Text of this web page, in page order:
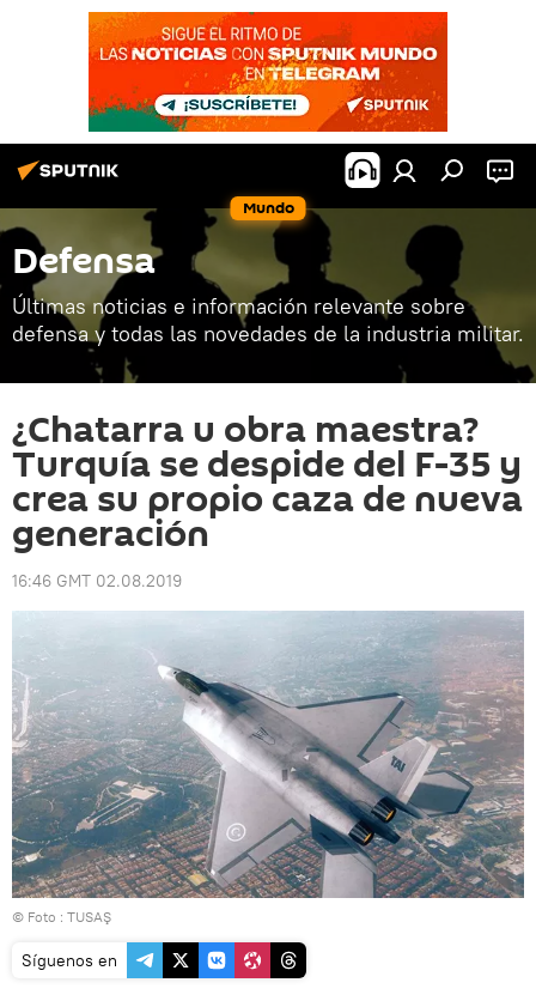
Mundo
Defensa
Últimas noticias e información relevante sobre
defensa y todas las novedades de la industria militar.
¿Chatarra u obra maestra?
Turquía se despide del F-35 y
crea su propio caza de nueva
generación
16:46 GMT 02.08.2019
© Foto : TUSAŞ
Síguenos en